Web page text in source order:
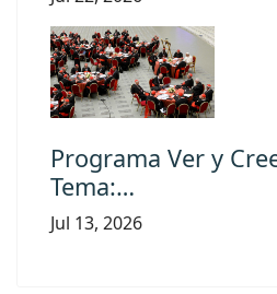
Programa Ver y
Tema:…
Jul 13, 2026